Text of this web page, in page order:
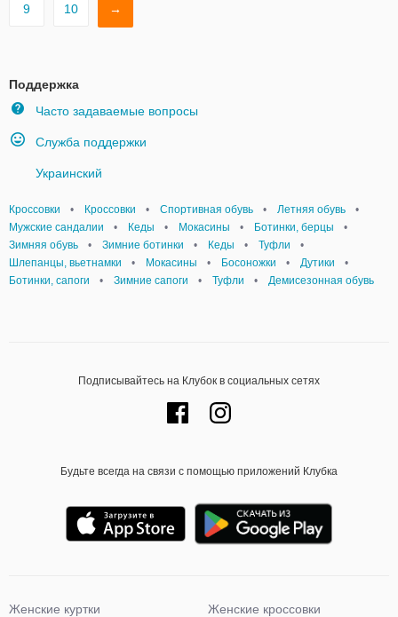
9 10 →
Поддержка
Часто задаваемые вопросы
Служба поддержки
Украинский
Кроссовки • Кроссовки • Спортивная обувь • Летняя обувь
•
Мужские сандалии
• Кеды • Мокасины • Ботинки, берцы
•
Зимняя обувь
• Зимние ботинки • Кеды • Туфли
•
Шлепанцы, вьетнамки
• Мокасины • Босоножки • Дутики
•
Ботинки, сапоги
• Зимние сапоги • Туфли • Демисезонная обувь
Подписывайтесь на Клубок в социальных сетях
Будьте всегда на связи с помощью приложений Клубка
Женские куртки
Женские кроссовки